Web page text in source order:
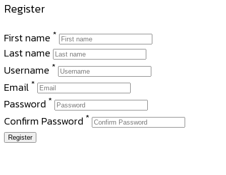
Register
First name *
Last name
Username *
Email *
Password *
Confirm Password *
Register